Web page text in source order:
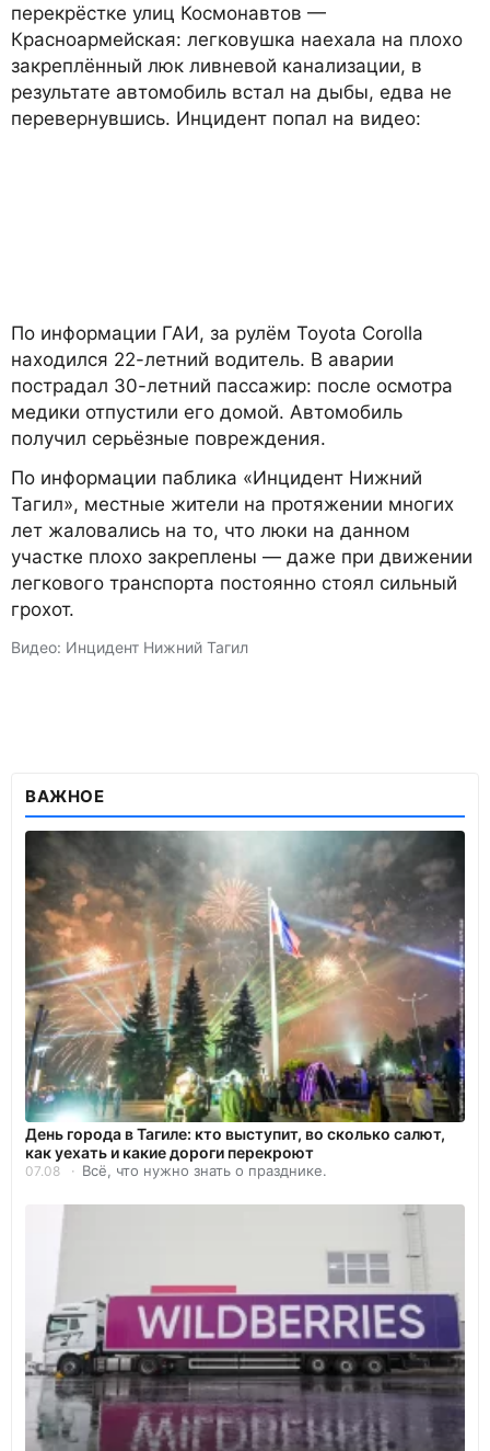
перекрёстке улиц Космонавтов —
Красноармейская: легковушка наехала на плохо
закреплённый люк ливневой канализации, в
результате автомобиль встал на дыбы, едва не
перевернувшись. Инцидент попал на видео:
По информации ГАИ, за рулём Toyota Corolla
находился 22-летний водитель. В аварии
пострадал 30-летний пассажир: после осмотра
медики отпустили его домой. Автомобиль
получил серьёзные повреждения.
По информации паблика «Инцидент Нижний
Тагил», местные жители на протяжении многих
лет жаловались на то, что люки на данном
участке плохо закреплены — даже при движении
легкового транспорта постоянно стоял сильный
грохот.
Видео: Инцидент Нижний Тагил
ВАЖНОЕ
День города в Тагиле: кто выступит, во сколько салют,
как уехать и какие дороги перекроют
07.08 Всё, что нужно знать о празднике.